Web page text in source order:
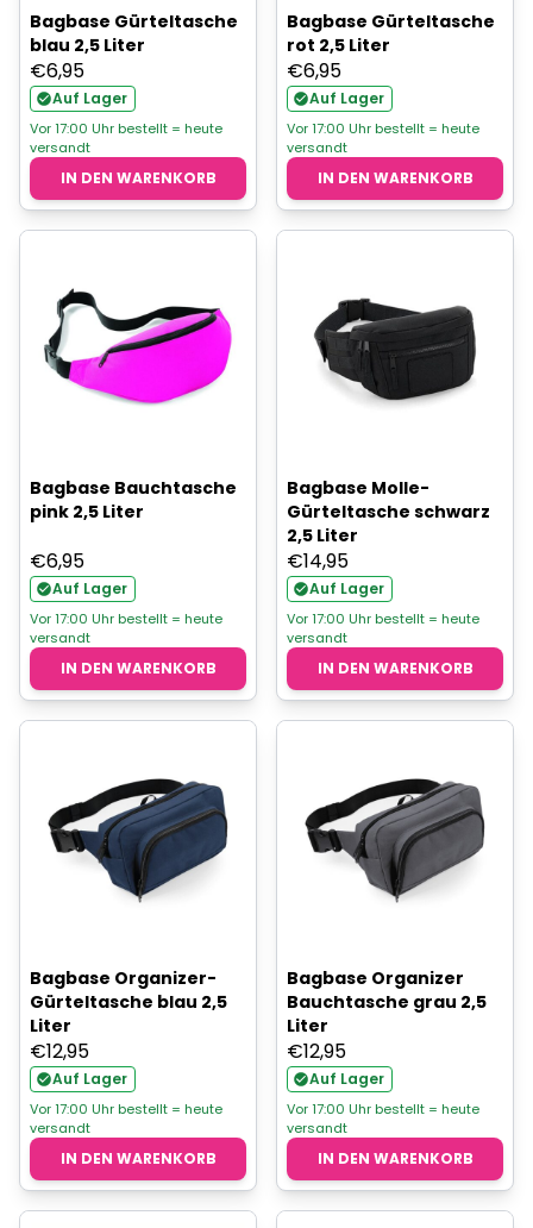
Bagbase Gürteltasche
blau 2,5 Liter
€6,95
Auf Lager
Vor 17:00 Uhr bestellt = heute
versandt
IN DEN WARENKORB
Bagbase Gürteltasche
rot 2,5 Liter
€6,95
Auf Lager
Vor 17:00 Uhr bestellt = heute
versandt
IN DEN WARENKORB
Bagbase Bauchtasche
pink 2,5 Liter
€6,95
Auf Lager
Vor 17:00 Uhr bestellt = heute
versandt
IN DEN WARENKORB
Bagbase Molle-
Gürteltasche schwarz
2,5 Liter
€14,95
Auf Lager
Vor 17:00 Uhr bestellt = heute
versandt
IN DEN WARENKORB
Bagbase Organizer-
Gürteltasche blau 2,5
Liter
€12,95
Auf Lager
Vor 17:00 Uhr bestellt = heute
versandt
IN DEN WARENKORB
Bagbase Organizer
Bauchtasche grau 2,5
Liter
€12,95
Auf Lager
Vor 17:00 Uhr bestellt = heute
versandt
IN DEN WARENKORB